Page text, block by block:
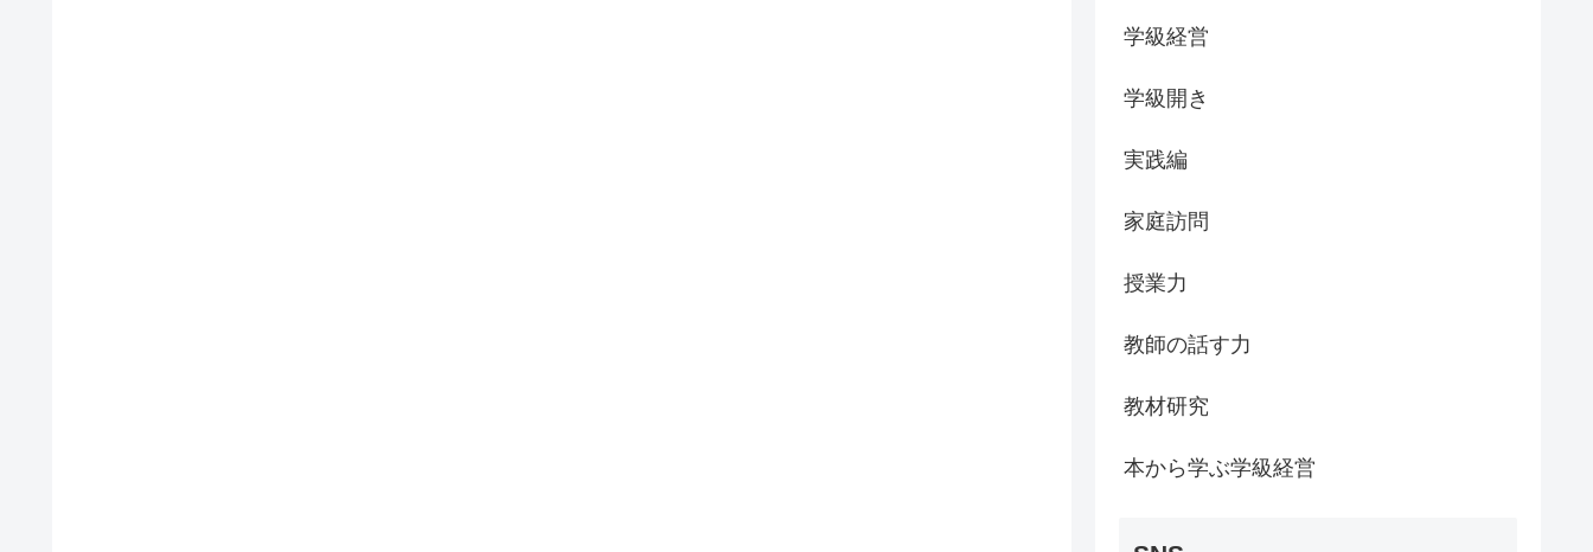
学級経営
学級開き
実践編
家庭訪問
授業力
教師の話す力
教材研究
本から学ぶ学級経営